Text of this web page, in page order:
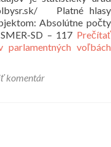
Platné hlasy
Absolútne počty
SD – 117 Prečítať
voľbách
komentár